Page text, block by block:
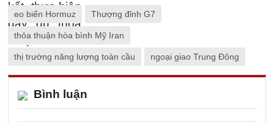
eo biển Hormuz Thượng đỉnh G7
thỏa thuận hòa bình Mỹ Iran
thị trường năng lượng toàn cầu ngoại giao Trung Đông
Bình luận